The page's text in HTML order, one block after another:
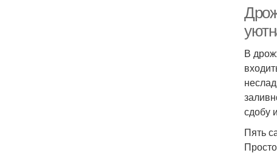
В
сдобу
Пять